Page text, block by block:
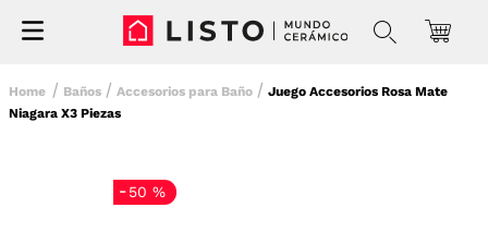
Baños Accesorios para Baño
Juego Accesorios Rosa Mate
Niagara X3 Piezas
-50 %